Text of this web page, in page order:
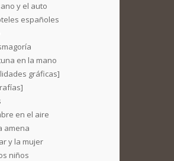
y el auto
españoles
en la mano
gráficas]
en el aire
amena
y la mujer
niños